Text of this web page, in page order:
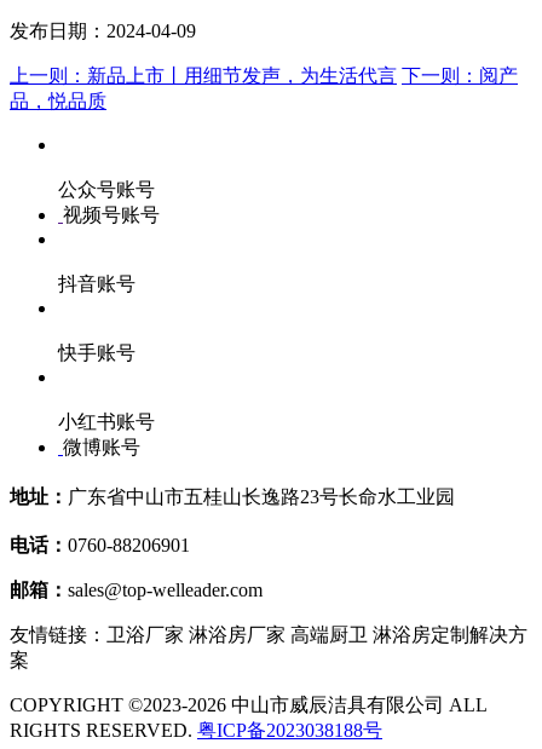
发布日期：2024-04-09
上一则：新品上市丨用细节发声，为生活代言 下一则：阅产
品，悦品质
公众号账号
视频号账号
抖音账号
快手账号
小红书账号
微博账号
地址： 广东省中山市五桂山长逸路23号长命水工业园
电话： 0760-88206901
邮箱： sales@top-welleader.com
友情链接：卫浴厂家 淋浴房厂家 高端厨卫 淋浴房定制解决方
案
COPYRIGHT ©2023-2026 中山市威辰洁具有限公司 ALL
RIGHTS RESERVED. 粤ICP备2023038188号